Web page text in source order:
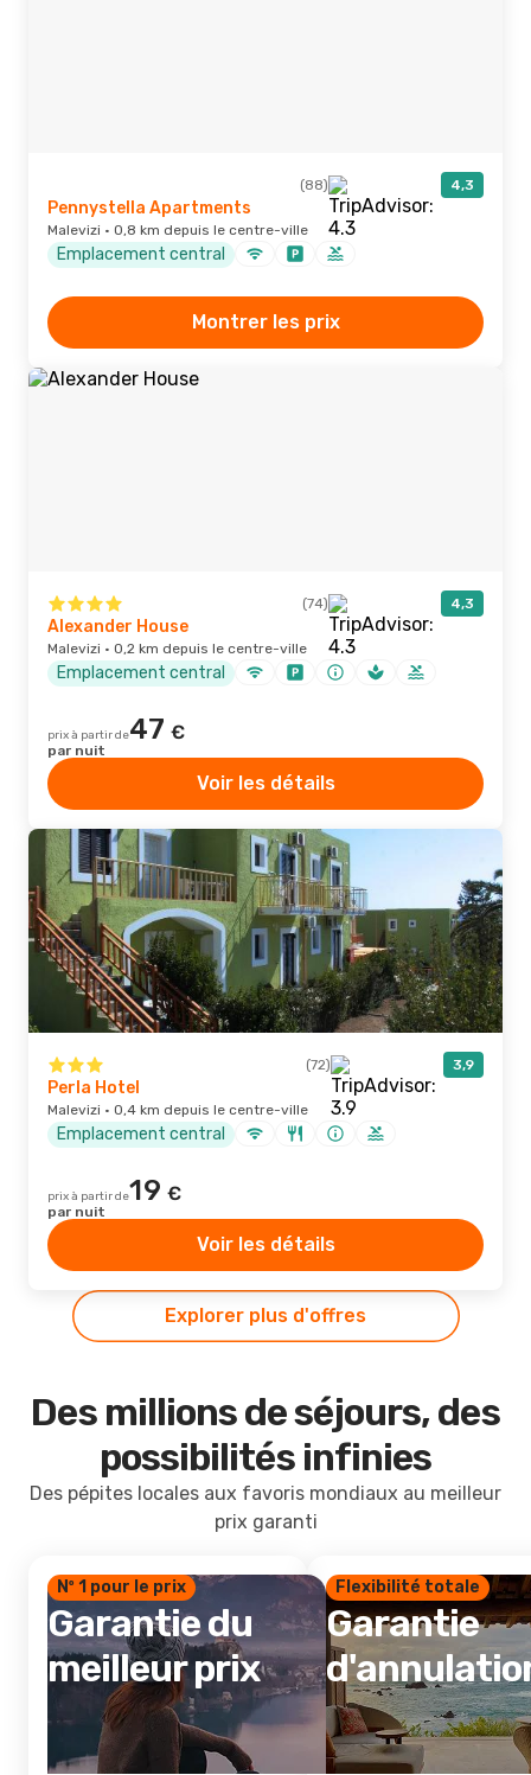
(88) 4,3
Pennystella Apartments
Malevizi · 0,8 km depuis le centre-ville
Emplacement central
Montrer les prix
(74) 4,3
Alexander House
Malevizi · 0,2 km depuis le centre-ville
Emplacement central
prix à partir de47 €
par nuit
Voir les détails
(72) 3,9
Perla Hotel
Malevizi · 0,4 km depuis le centre-ville
Emplacement central
prix à partir de19 €
par nuit
Voir les détails
Explorer plus d'offres
Des millions de séjours, des
possibilités infinies
Des pépites locales aux favoris mondiaux au meilleur
prix garanti
Nº 1 pour le prix
Garantie du
meilleur prix
Flexibilité totale
Garantie